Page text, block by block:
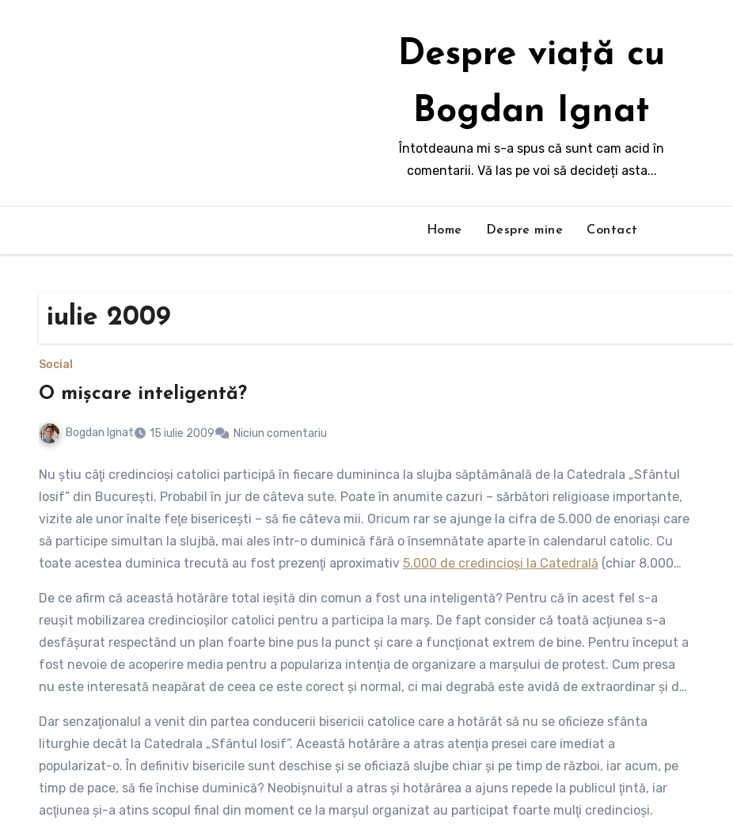
Despre viață cu
Bogdan Ignat
Întotdeauna mi s-a spus că sunt cam acid în
comentarii. Vă las pe voi să decideți asta...
Home Despre mine Contact
iulie 2009
Social
O mişcare inteligentă?
Bogdan Ignat 15 iulie 2009 Niciun comentariu
Nu ştiu câţi credincioşi catolici participă în fiecare dumininca la slujba săptămânală de la Catedrala „Sfântul
Iosif” din Bucureşti. Probabil în jur de câteva sute. Poate în anumite cazuri – sărbători religioase importante,
vizite ale unor înalte feţe bisericeşti – să fie câteva mii. Oricum rar se ajunge la cifra de 5.000 de enoriaşi care
să participe simultan la slujbă, mai ales într-o duminică fără o însemnătate aparte în calendarul catolic. Cu
toate acestea duminica trecută au fost prezenţi aproximativ 5.000 de credincioşi la Catedrală (chiar 8.000
conducerii bisericii catolice din Bucureşti. Mai întâi s-aanunţat oficialcă în nicio altă biserică catolică din
sudul ţării (cu excepţia Catedralei) nu se va oficia slujba duminicală în semn de protest faţă de continuarea
lucrărilor la clădirea de birouri Cathedral Plaza din imediata vecinătate a Catedralei „Sfântul Iosif”. Apoi a
fost anunţată şi organizarea unui marş pentru a protesta cu privire la nepăsarea autorităţilor în ceea ce
priveşte construcţia de blocuri foarte înalte lângă clădiri de patrimoniu.
De ce afirm că această hotărâre total ieşită din comun a fost una inteligentă? Pentru că în acest fel s-a
reuşit mobilizarea credincioşilor catolici pentru a participa la marş. De fapt consider că toată acţiunea s-a
desfăşurat respectând un plan foarte bine pus la punct şi care a funcţionat extrem de bine. Pentru început a
fost nevoie de acoperire media pentru a populariza intenţia de organizare a marşului de protest. Cum presa
nu este interesată neapărat de ceea ce este corect şi normal, ci mai degrabă este avidă de extraordinar şi de
protest împotriva Cathedral Plaza”. Probabil presa scrisă ar fi publicat un scurt reportaj despre pe care l-ar fi
încadrat printre ultimele pagini, iar televiziunile ar fi făcut o relatare despre marş undeva în zona reclamelor
când atenţia telespectatorului este destul de scăzută.
Dar senzaţionalul a venit din partea conducerii bisericii catolice care a hotărât să nu se oficieze sfânta
liturghie decât la Catedrala „Sfântul Iosif”. Această hotărâre a atras atenţia presei care imediat a
popularizat-o. În definitiv bisericile sunt deschise şi se oficiază slujbe chiar şi pe timp de război, iar acum, pe
timp de pace, să fie închise duminică? Neobişnuitul a atras şi hotărârea a ajuns repede la publicul ţintă, iar
acţiunea şi-a atins scopul final din moment ce la marşul organizat au participat foarte mulţi credincioşi.